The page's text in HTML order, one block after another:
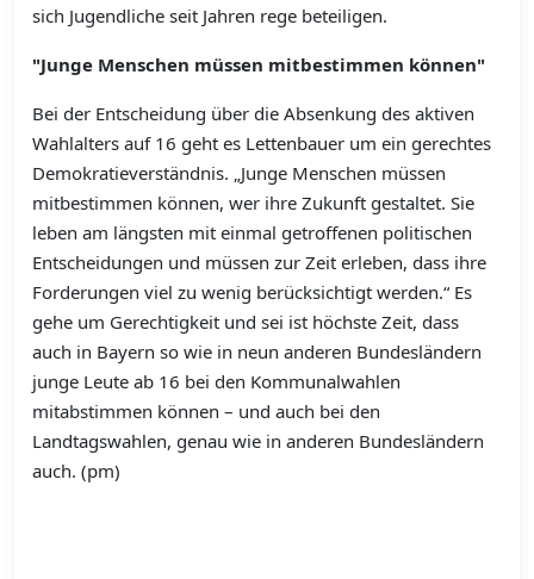
sich Jugendliche seit Jahren rege beteiligen.
"Junge Menschen müssen mitbestimmen können"
Bei der Entscheidung über die Absenkung des aktiven
Wahlalters auf 16 geht es Lettenbauer um ein gerechtes
Demokratieverständnis. „Junge Menschen müssen
mitbestimmen können, wer ihre Zukunft gestaltet. Sie
leben am längsten mit einmal getroffenen politischen
Entscheidungen und müssen zur Zeit erleben, dass ihre
Forderungen viel zu wenig berücksichtigt werden.“ Es
gehe um Gerechtigkeit und sei ist höchste Zeit, dass
auch in Bayern so wie in neun anderen Bundesländern
junge Leute ab 16 bei den Kommunalwahlen
mitabstimmen können – und auch bei den
Landtagswahlen, genau wie in anderen Bundesländern
auch. (pm)